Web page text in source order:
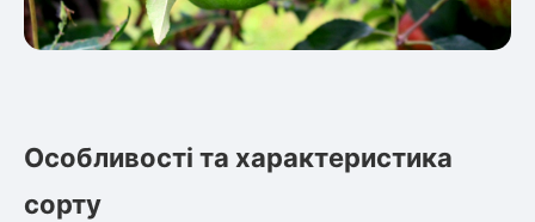
Особливості та характеристика
сорту